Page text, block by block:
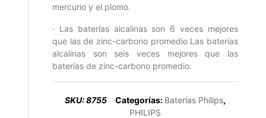
mercurio y el plomo.
· Las baterías alcalinas son 6 veces mejores
que las de zinc-carbono promedio Las baterías
alcalinas son seis veces mejores que las
baterías de zinc-carbono promedio.
SKU:8755 Categorías: Baterías Philips,
PHILIPS